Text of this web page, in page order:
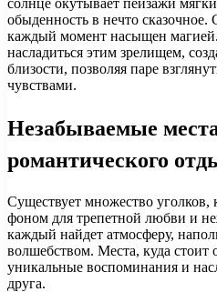
обыденность в нечто сказочное.
каждый момент насыщен
насладиться этим зрелищем,
близости, позволяя паре
чувствами.
Незабываемые
романтического
Существует множество уголков,
фоном для трепетной любви и
каждый найдет атмосферу,
волшебством. Места, куда стоит
уникальные воспоминания и
друга.